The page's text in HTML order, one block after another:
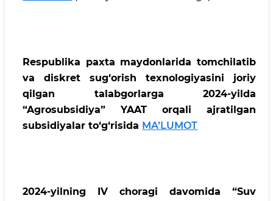
Respublika paxta maydonlarida tomchilatib
va diskret sug‘orish texnologiyasini joriy
qilgan talabgorlarga 2024-yilda
“Agrosubsidiya” YAAT orqali ajratilgan
subsidiyalar to‘g‘risida MA’LUMOT
2024-yilning IV choragi davomida “Suv